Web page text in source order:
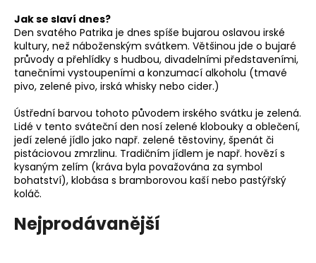
Jak se slaví dnes?
Den svatého Patrika je dnes spíše bujarou oslavou irské
kultury, než náboženským svátkem. Většinou jde o bujaré
průvody a přehlídky s hudbou, divadelními představeními,
tanečními vystoupeními a konzumací alkoholu (tmavé
pivo, zelené pivo, irská whisky nebo cider.)
Ústřední barvou tohoto původem irského svátku je zelená.
Lidé v tento sváteční den nosí zelené klobouky a oblečení,
jedí zelené jídlo jako např. zelené těstoviny, špenát či
pistáciovou zmrzlinu. Tradičním jídlem je např. hovězí s
kysaným zelím (kráva byla považována za symbol
bohatství), klobása s bramborovou kaší nebo pastýřský
koláč.
Nejprodávanější
D
o
p
o
r
u
č
u
j
e
m
e
NAFUKOVACÍ
BALÓNEK